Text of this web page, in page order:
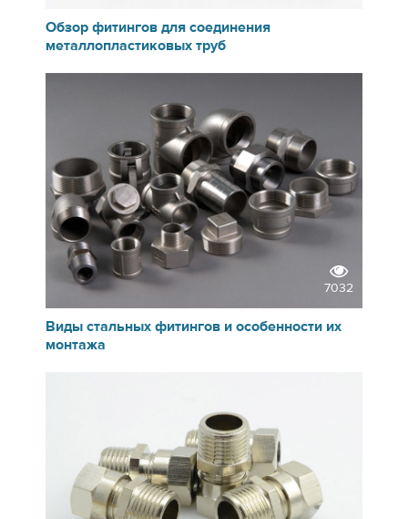
Обзор фитингов для соединения
металлопластиковых труб
7032
Виды стальных фитингов и особенности их
монтажа